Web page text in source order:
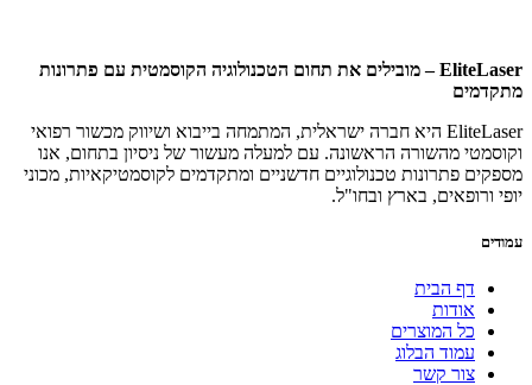
EliteLaser – מובילים את תחום הטכנולוגיה הקוסמטית עם פתרונות
מתקדמים
EliteLaser היא חברה ישראלית, המתמחה בייבוא ושיווק מכשור רפואי
וקוסמטי מהשורה הראשונה. עם למעלה מעשור של ניסיון בתחום, אנו
מספקים פתרונות טכנולוגיים חדשניים ומתקדמים לקוסמטיקאיות, מכוני
יופי ורופאים, בארץ ובחו"ל.
עמודים
דף הבית
אודות
כל המוצרים
עמוד הבלוג
צור קשר